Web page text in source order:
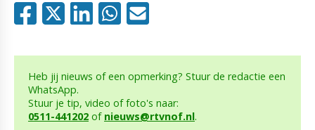
Heb jij nieuws of een opmerking? Stuur de redactie een
WhatsApp.
Stuur je tip, video of foto's naar:
0511-441202 of nieuws@rtvnof.nl.